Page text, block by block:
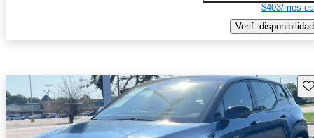
$403/mes
Verif. disponibilidad